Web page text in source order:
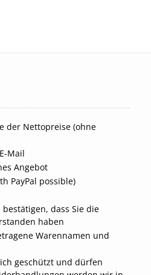
der Nettopreise (ohne
Mail
Angebot
PayPal possible)
dass Sie die
haben
Warennamen und
geschützt und dürfen